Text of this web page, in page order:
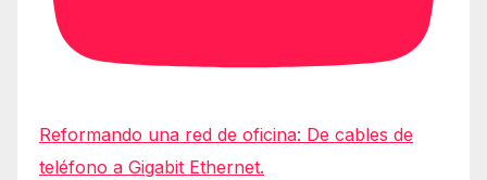
Reformando una red de oficina: De cables de
teléfono a Gigabit Ethernet.